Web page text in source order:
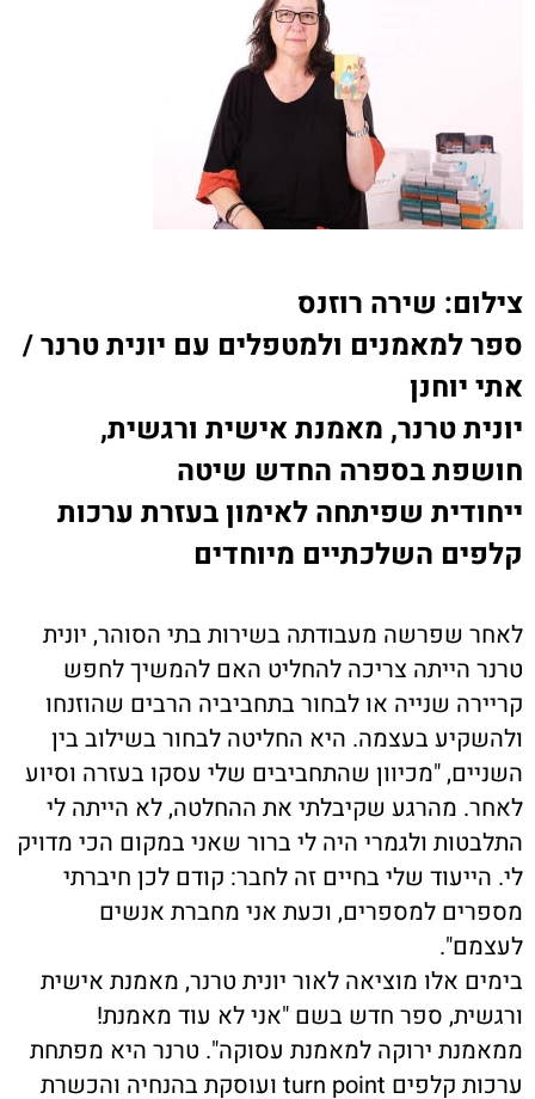
צילום: שירה רוזנס
ספר למאמנים ולמטפלים עם יונית טרנר /
אתי יוחנן
יונית טרנר, מאמנת אישית ורגשית,
חושפת בספרה החדש שיטה
ייחודית שפיתחה לאימון בעזרת ערכות
קלפים השלכתיים מיוחדים
לאחר שפרשה מעבודתה בשירות בתי הסוהר, יונית
טרנר הייתה צריכה להחליט האם להמשיך לחפש
קריירה שנייה או לבחור בתחביביה הרבים שהוזנחו
ולהשקיע בעצמה. היא החליטה לבחור בשילוב בין
השניים, "מכיוון שהתחביבים שלי עסקו בעזרה וסיוע
לאחר. מהרגע שקיבלתי את ההחלטה, לא הייתה לי
התלבטות ולגמרי היה לי ברור שאני במקום הכי מדויק
לי. הייעוד שלי בחיים זה לחבר: קודם לכן חיברתי
מספרים למספרים, וכעת אני מחברת אנשים
לעצמם".
בימים אלו מוציאה לאור יונית טרנר, מאמנת אישית
ורגשית, ספר חדש בשם "אני לא עוד מאמנת!
ממאמנת ירוקה למאמנת עסוקה". טרנר היא מפתחת
ערכות קלפים turn point ועוסקת בהנחיה והכשרת